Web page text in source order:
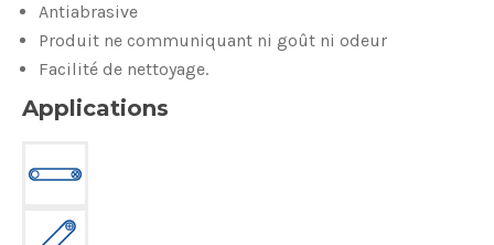
Antiabrasive
Produit ne communiquant ni goût ni odeur
Facilité de nettoyage.
Applications